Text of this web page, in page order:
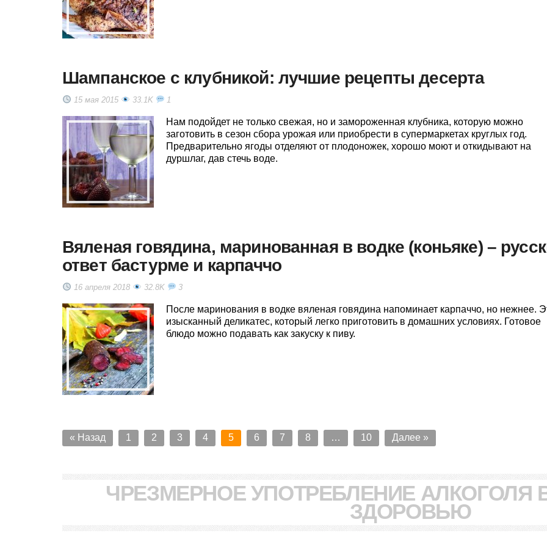
Шампанское с клубникой: лучшие рецепты десерта
15 мая 2015 33.1K 1
Нам подойдет не только свежая, но и замороженная клубника, которую можно
заготовить в сезон сбора урожая или приобрести в супермаркетах круглых год.
Предварительно ягоды отделяют от плодоножек, хорошо моют и откидывают на
дуршлаг, дав стечь воде.
Вяленая говядина, маринованная в водке (коньяке) –
ответ бастурме и карпаччо
16 апреля 2018 32.8K 3
После маринования в водке вяленая говядина напоминает карпаччо, но нежнее.
изысканный деликатес, который легко приготовить в домашних условиях. Готовое
блюдо можно подавать как закуску к пиву.
« Назад 1 2 3 4 5 6 7 8 … 10 Далее »
ЧРЕЗМЕРНОЕ УПОТРЕБЛЕНИЕ АЛКОГОЛЯ
ЗДОРОВЬЮ